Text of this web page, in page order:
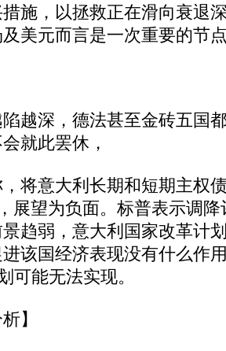
施，以拯救正在滑向衰退
美元而言是一次重要的节
深，德法甚至金砖五国
就此罢休，
意大利长期和短期主权债
展望为负面。标普表示调
趋弱，意大利国家改革计
该国经济表现没有什么作
可能无法实现。
】